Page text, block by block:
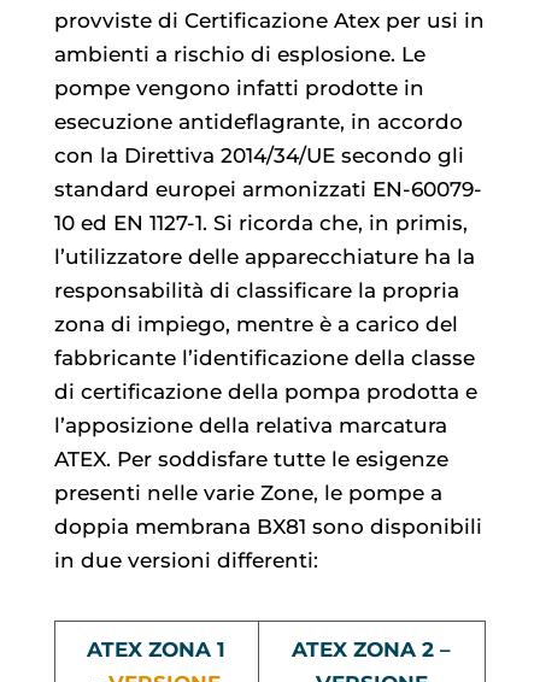
provviste di Certificazione Atex per usi in
ambienti a rischio di esplosione. Le
pompe vengono infatti prodotte in
esecuzione antideflagrante, in accordo
con la Direttiva 2014/34/UE secondo gli
standard europei armonizzati EN-60079-
10 ed EN 1127-1. Si ricorda che, in primis,
l’utilizzatore delle apparecchiature ha la
responsabilità di classificare la propria
zona di impiego, mentre è a carico del
fabbricante l’identificazione della classe
di certificazione della pompa prodotta e
l’apposizione della relativa marcatura
ATEX. Per soddisfare tutte le esigenze
presenti nelle varie Zone, le pompe a
doppia membrana BX81 sono disponibili
in due versioni differenti:
ATEX ZONA 1
ATEX ZONA 2 –